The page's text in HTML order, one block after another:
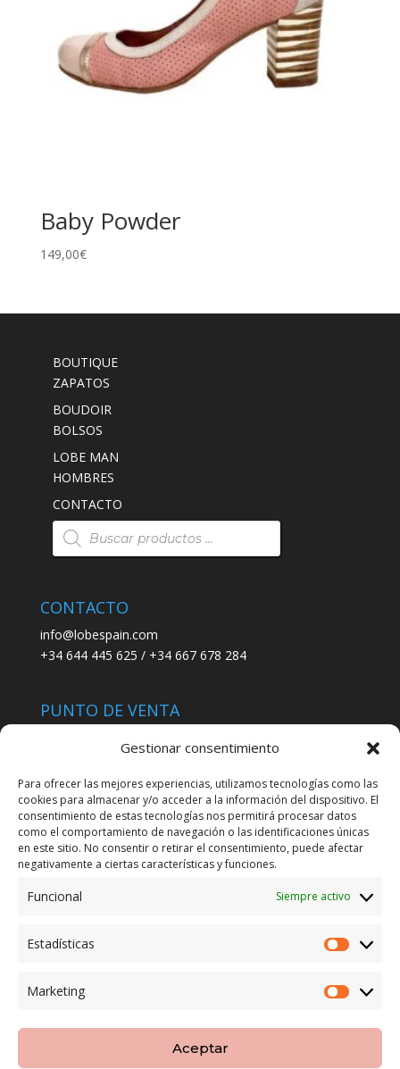
Gestionar consentimiento
Para ofrecer las mejores experiencias, utilizamos tecnologías como las
cookies para almacenar y/o acceder a la información del dispositivo. El
consentimiento de estas tecnologías nos permitirá procesar datos
como el comportamiento de navegación o las identificaciones únicas
en este sitio. No consentir o retirar el consentimiento, puede afectar
negativamente a ciertas características y funciones.
Funcional Siempre activo
Estadísticas
Marketing
Aceptar
Baby Powder
149,00€
BOUTIQUE
ZAPATOS
BOUDOIR
BOLSOS
LOBE MAN
HOMBRES
CONTACTO
Búsqueda
de
productos
CONTACTO
info@lobespain.com
+34 644 445 625 / +34 667 678 284
PUNTO DE VENTA
C/ San José 6, 11004 Cádiz
LEGAL
POLÍTICA DE ENVÍO
TERMINOS Y CONDICIONES